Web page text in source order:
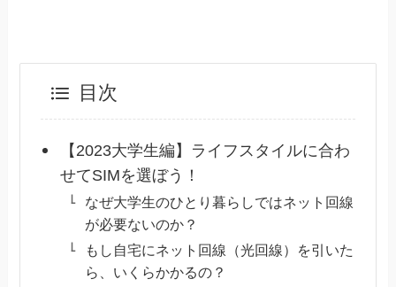
目次
【2023大学生編】ライフスタイルに合わ
せてSIMを選ぼう！
なぜ大学生のひとり暮らしではネット回線
が必要ないのか？
もし自宅にネット回線（光回線）を引いた
ら、いくらかかるの？